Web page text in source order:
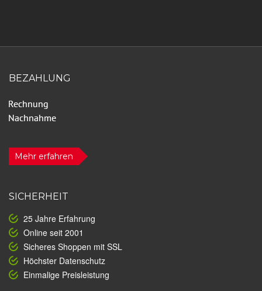
BEZAHLUNG
Mehr erfahren
SICHERHEIT
25 Jahre Erfahrung
Online seit 2001
Sicheres Shoppen mit SSL
Höchster Datenschutz
Einmalige Preisleistung